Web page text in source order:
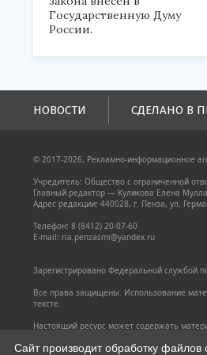
Государственную Думу
России.
НОВОСТИ СДЕЛАНО В
© 2017-2026, Рекламно-информационное
Учредитель: Общество с ограниченной
Главный редактор — Куликова Елена
Адрес редакции: 440028, г. Пенза, ул.
Телефон: 8 (8412) 20-07-60
E-mail: ria.penzasmi@yandex.ru
Зарегистрировано Федеральной службой
Все права защищены. Использование
тексте.
Настоящий ресурс может содержать
Сайт производит обработку файлов